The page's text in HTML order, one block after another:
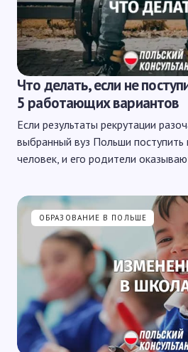
Что делать, если не
5 работающих вариантов
Если результаты рекрутации
выбранный вуз Польши
человек, и его родители
ОБРАЗОВАНИЕ В ПОЛЬШЕ